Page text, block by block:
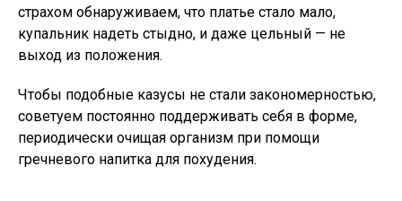
страхом обнаруживаем, что платье стало мало,
купальник надеть стыдно, и даже цельный — не
выход из положения.
Чтобы подобные казусы не стали закономерностью,
советуем постоянно поддерживать себя в форме,
периодически очищая организм при помощи
гречневого напитка для похудения.